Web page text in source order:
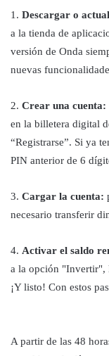
1. Descargar o
a la tienda de
versión de Onda
nuevas
2. Crear una cuenta:
en la billetera digital
“Registrarse”. Si ya
PIN anterior de 6
3. Cargar la cuenta:
necesario transferir
4. Activar el saldo
a la opción "Invertir",
¡Y listo! Con estos
A partir de las 48